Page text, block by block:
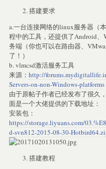
搭建要求
a.一台连接网络的linux服务器（
程中的工具，还提供了Android、
务端（你也可以在路由器、
了！）
b. vlmcsd激活服务工具
来源： http://
Servers-on-non-Windows-platforms
由于原帖子作者已经发布了很久
面是一个大佬提供的下载地址：
安装包：
https://storage.liyuans.com/
d-svn812-2015-08-30-
搭建教程